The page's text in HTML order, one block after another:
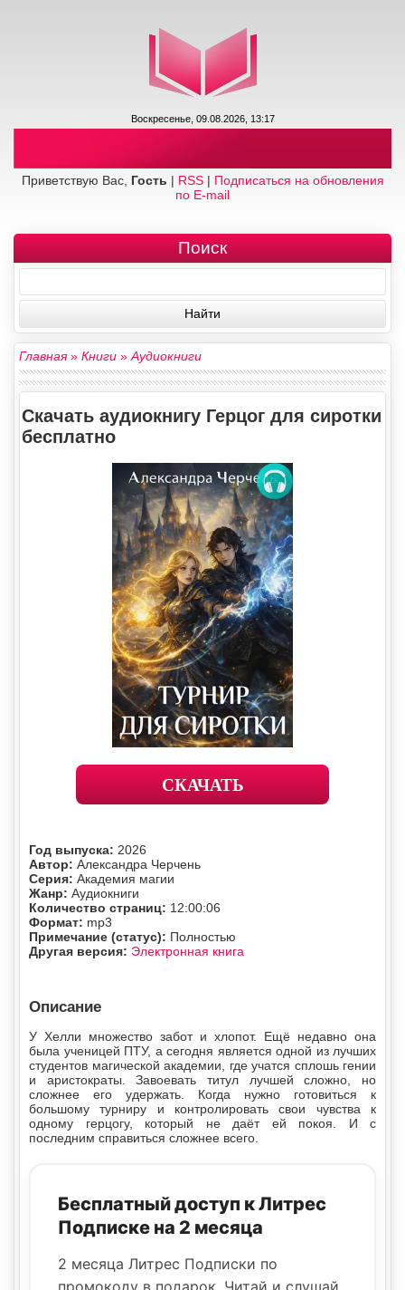
Воскресенье, 09.08.2026, 13:17
Приветствую Вас, Гость | RSS| Подписаться на обновления
по E-mail
Поиск
Главная» Книги »Аудиокниги
Скачать аудиокнигу Герцог для сиротки
бесплатно
СКАЧАТЬ
Год выпуска: 2026
Автор: Александра Черчень
Серия: Академия магии
Жанр: Аудиокниги
Количество страниц: 12:00:06
Формат: mp3
Примечание (статус): Полностью
Другая версия: Электронная книга
Описание
У Хелли множество забот и хлопот. Ещё недавно она
была ученицей ПТУ, а сегодня является одной из лучших
студентов магической академии, где учатся сплошь гении
и аристократы. Завоевать титул лучшей сложно, но
сложнее его удержать. Когда нужно готовиться к
большому турниру и контролировать свои чувства к
одному герцогу, который не даёт ей покоя. И с
последним справиться сложнее всего.
Бесплатный доступ к Литрес
Подписке на 2 месяца
2 месяца Литрес Подписки по
промокоду в подарок. Читай и слушай